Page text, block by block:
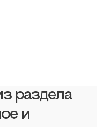
раздела
и